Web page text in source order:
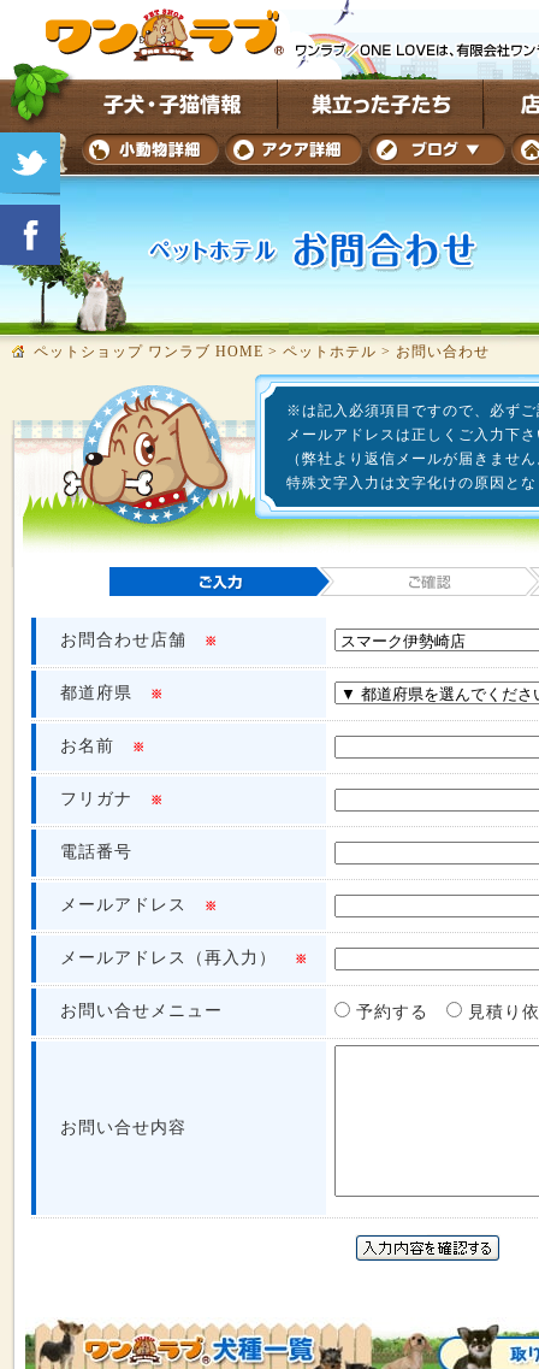
ペットショップ ワンラブ HOME > ペットホテル > お問い合わせ
※は記入必須項目ですので、必ず
メールアドレスは正しくご入力下
（弊社より返信メールが届きませ
特殊文字入力は文字化けの原因と
お問合わせ店舗 ※
都道府県 ※
お名前 ※
フリガナ ※
電話番号
メールアドレス ※
メールアドレス（再入力） ※
お問い合せメニュー 予約する 見積り
お問い合せ内容